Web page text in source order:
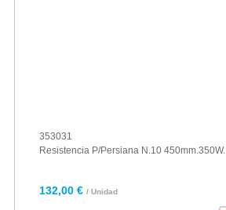
353031
Resistencia P/Persiana N.10 450mm.350W.
132,00 € / Unidad